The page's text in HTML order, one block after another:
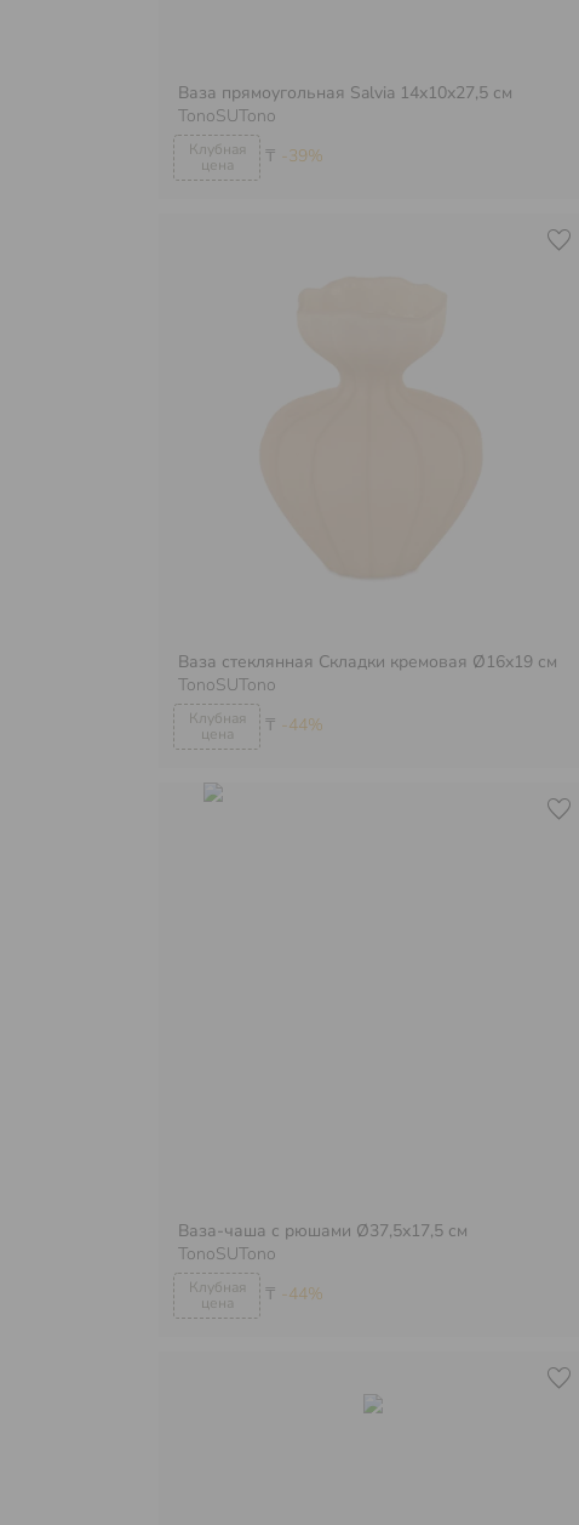
₸ -39%
Ваза прямоугольная Salvia 14х10х27,5 см
TonoSUTono
₸ -44%
Ваза стеклянная Складки кремовая Ø16х19 см
TonoSUTono
₸ -44%
Ваза-чаша с рюшами Ø37,5х17,5 см
TonoSUTono